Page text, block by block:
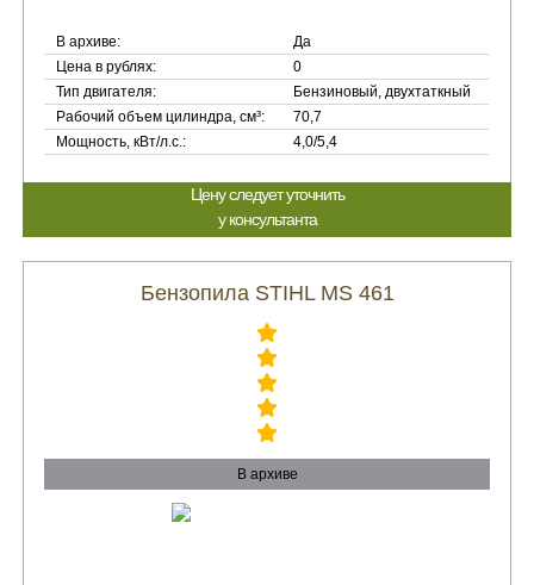
В архиве:
Да
Цена в рублях:
0
Тип двигателя:
Бензиновый, двухтаткный
Рабочий объем цилиндра, см³:
70,7
Мощность, кВт/л.с.:
4,0/5,4
Цену следует уточнить
у консультанта
Бензопила STIHL MS 461
В архиве